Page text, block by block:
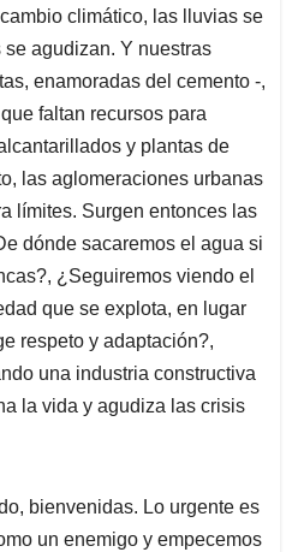
climático, las lluvias se
agudizan. Y nuestras
enamoradas del cemento -,
faltan recursos para
y plantas de
las aglomeraciones urbanas
límites. Surgen entonces las
dónde sacaremos el agua si
¿Seguiremos viendo el
que se explota, en lugar
respeto y adaptación?,
una industria constructiva
la vida y agudiza las crisis
bienvenidas. Lo urgente es
un enemigo y empecemos